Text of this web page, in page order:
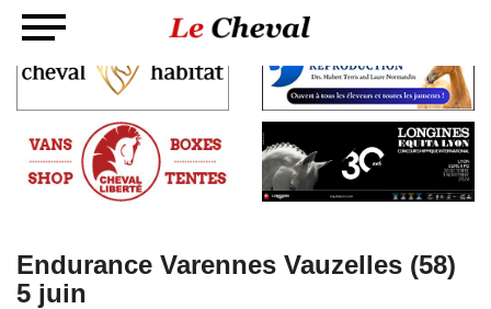
Endurance Varennes Vauzelles (58)
5 juin